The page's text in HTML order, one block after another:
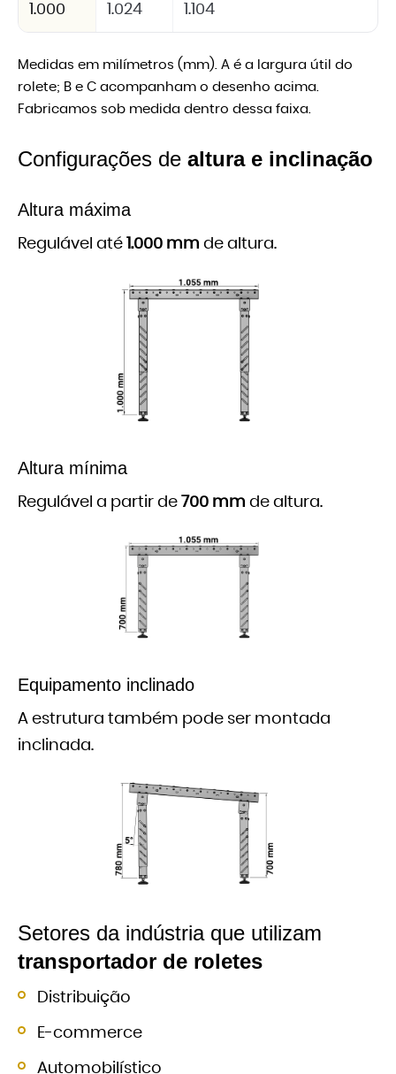
1.000 1.024 1.104
Medidas em milímetros (mm). A é a largura útil do
rolete; B e C acompanham o desenho acima.
Fabricamos sob medida dentro dessa faixa.
Configurações de altura e inclinação
Altura máxima
Regulável até 1.000 mm de altura.
Altura mínima
Regulável a partir de 700 mm de altura.
Equipamento inclinado
A estrutura também pode ser montada
inclinada.
Setores da indústria que utilizam
transportador de roletes
Distribuição
E-commerce
Automobilístico